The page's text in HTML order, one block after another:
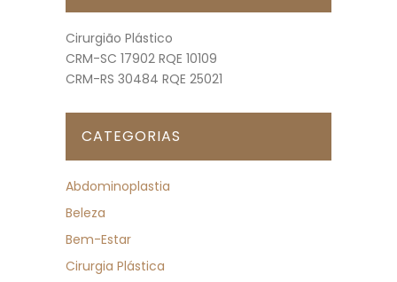
Cirurgião Plástico
CRM-SC 17902 RQE 10109
CRM-RS 30484 RQE 25021
CATEGORIAS
Abdominoplastia
Beleza
Bem-Estar
Cirurgia Plástica